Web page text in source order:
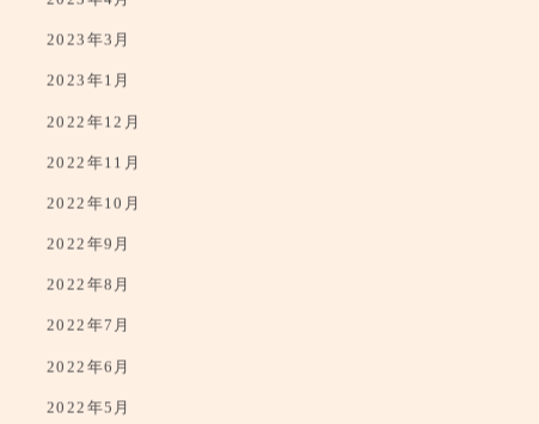
2023年5月
2023年4月
2023年3月
2023年1月
2022年12月
2022年11月
2022年10月
2022年9月
2022年8月
2022年7月
2022年6月